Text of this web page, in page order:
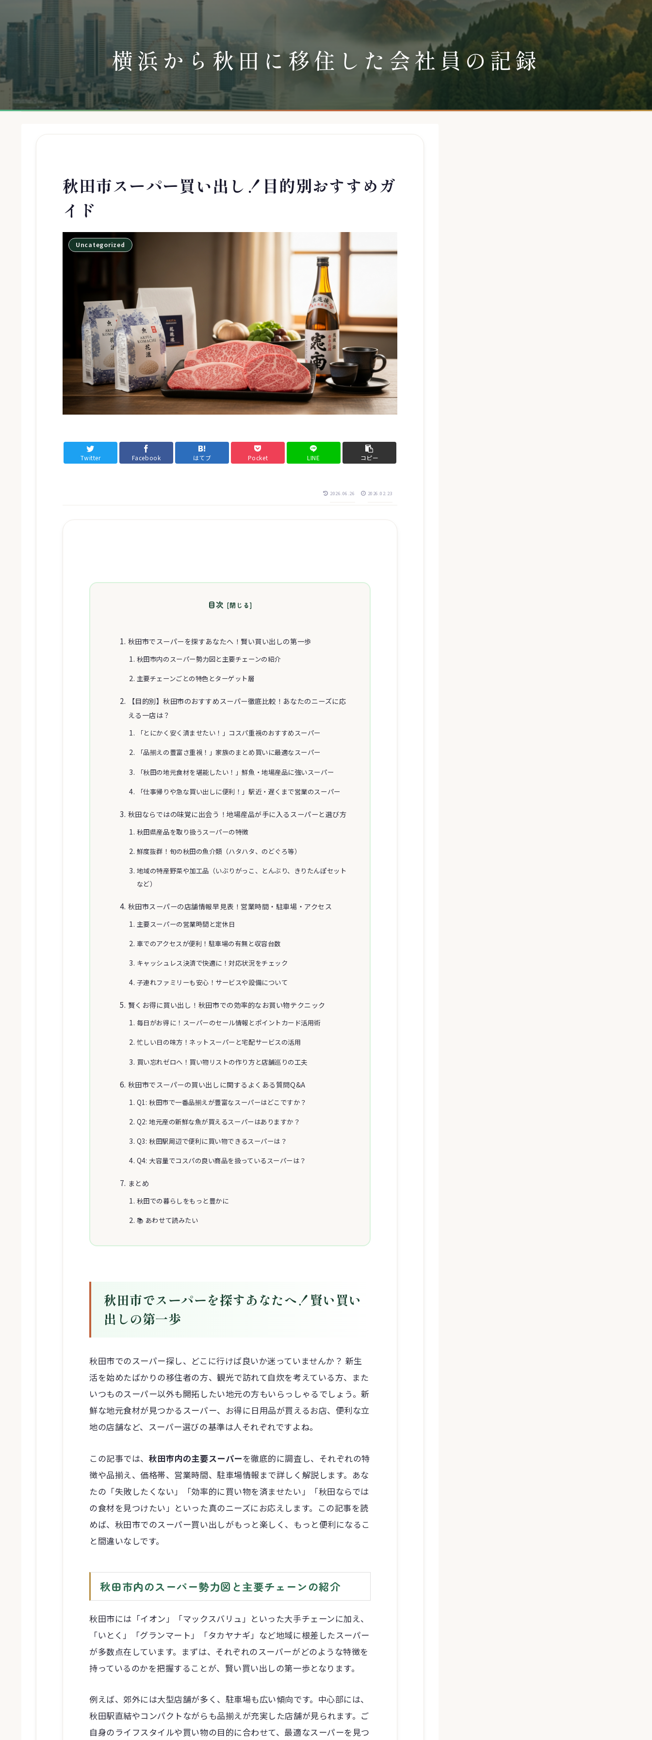
横浜から秋田に移住した会社員の記録
秋田市スーパー買い出し！目的別おすすめガ
イド
Uncategorized
Twitter Facebook はてブ Pocket LINE コピー
2026.06.26 2026.02.23
目次
秋田市でスーパーを探すあなたへ！賢い買い出しの第一歩
秋田市内のスーパー勢力図と主要チェーンの紹介
主要チェーンごとの特色とターゲット層
【目的別】秋田市のおすすめスーパー徹底比較！あなたのニーズに応
える一店は？
「とにかく安く済ませたい！」コスパ重視のおすすめスーパー
「品揃えの豊富さ重視！」家族のまとめ買いに最適なスーパー
「秋田の地元食材を堪能したい！」鮮魚・地場産品に強いスーパー
「仕事帰りや急な買い出しに便利！」駅近・遅くまで営業のスーパー
秋田ならではの味覚に出会う！地場産品が手に入るスーパーと選び方
秋田県産品を取り扱うスーパーの特徴
鮮度抜群！旬の秋田の魚介類（ハタハタ、のどぐろ等）
地域の特産野菜や加工品（いぶりがっこ、とんぶり、きりたんぽセット
など）
秋田市スーパーの店舗情報早見表！営業時間・駐車場・アクセス
主要スーパーの営業時間と定休日
車でのアクセスが便利！駐車場の有無と収容台数
キャッシュレス決済で快適に！対応状況をチェック
子連れファミリーも安心！サービスや設備について
賢くお得に買い出し！秋田市での効率的なお買い物テクニック
毎日がお得に！スーパーのセール情報とポイントカード活用術
忙しい日の味方！ネットスーパーと宅配サービスの活用
買い忘れゼロへ！買い物リストの作り方と店舗巡りの工夫
秋田市でスーパーの買い出しに関するよくある質問Q&A
Q1: 秋田市で一番品揃えが豊富なスーパーはどこですか？
Q2: 地元産の新鮮な魚が買えるスーパーはありますか？
Q3: 秋田駅周辺で便利に買い物できるスーパーは？
Q4: 大容量でコスパの良い商品を扱っているスーパーは？
まとめ
秋田での暮らしをもっと豊かに
📚 あわせて読みたい
秋田市でスーパーを探すあなたへ！賢い買い
出しの第一歩
秋田市でのスーパー探し、どこに行けば良いか迷っていませんか？ 新生
活を始めたばかりの移住者の方、観光で訪れて自炊を考えている方、また
いつものスーパー以外も開拓したい地元の方もいらっしゃるでしょう。新
鮮な地元食材が見つかるスーパー、お得に日用品が買えるお店、便利な立
地の店舗など、スーパー選びの基準は人それぞれですよね。
この記事では、 秋田市内の主要スーパーを徹底的に調査し、それぞれの特
徴や品揃え、価格帯、営業時間、駐車場情報まで詳しく解説します。あな
たの「失敗したくない」「効率的に買い物を済ませたい」「秋田ならでは
の食材を見つけたい」といった真のニーズにお応えします。この記事を読
めば、秋田市でのスーパー買い出しがもっと楽しく、もっと便利になるこ
と間違いなしです。
秋田市内のスーパー勢力図と主要チェーンの紹介
秋田市には「イオン」「マックスバリュ」といった大手チェーンに加え、
「いとく」「グランマート」「タカヤナギ」など地域に根差したスーパー
が多数点在しています。まずは、それぞれのスーパーがどのような特徴を
持っているのかを把握することが、賢い買い出しの第一歩となります。
例えば、郊外には大型店舗が多く、駐車場も広い傾向です。中心部には、
秋田駅直結やコンパクトながらも品揃えが充実した店舗が見られます。ご
自身のライフスタイルや買い物の目的に合わせて、最適なスーパーを見つ